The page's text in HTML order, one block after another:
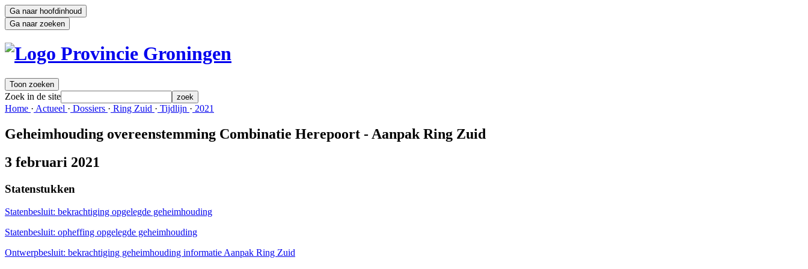
Ga naar hoofdinhoud
Ga naar zoeken
Toon zoeken
Zoek in de site zoek
Home · Actueel · Dossiers · Ring Zuid · Tijdlijn · 2021
Geheimhouding overeenstemming Combinatie Herepoort - Aanpak Ring Zuid
3 februari 2021
Statenstukken
Statenbesluit: bekrachtiging opgelegde geheimhouding
Statenbesluit: opheffing opgelegde geheimhouding
Ontwerpbesluit: bekrachtiging geheimhouding informatie Aanpak Ring Zuid